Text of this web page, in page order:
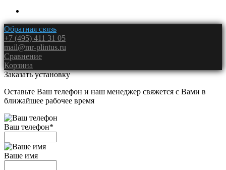
Обратная связь
+7 (495) 411 31 05
mail@mr-plintus.ru
Сравнение
Корзина
Заказать установку
Оставьте Ваш телефон и наш менеджер свяжется с Вами в
ближайшее рабочее время
Ваш телефон*
Ваше имя